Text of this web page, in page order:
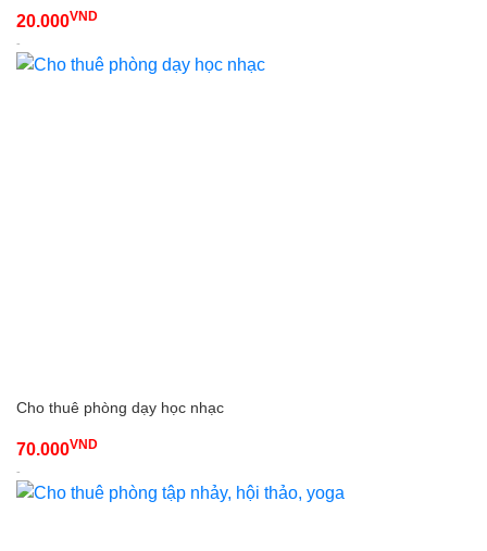
20.000VND
-
Cho thuê phòng dạy học nhạc
70.000VND
-